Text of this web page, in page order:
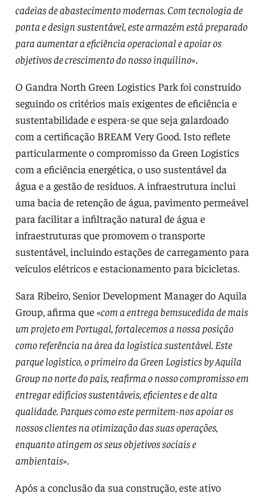
cadeias de abastecimento modernas. Com tecnologia de
ponta e design sustentável, este armazém está preparado
para aumentar a eficiência operacional e apoiar os
objetivos de crescimento do nosso inquilino».
O Gandra North Green Logistics Park foi construído
seguindo os critérios mais exigentes de eficiência e
sustentabilidade e espera-se que seja galardoado
com a certificação BREAM Very Good. Isto reflete
particularmente o compromisso da Green Logistics
com a eficiência energética, o uso sustentável da
água e a gestão de resíduos. A infraestrutura inclui
uma bacia de retenção de água, pavimento permeável
para facilitar a infiltração natural de água e
infraestruturas que promovem o transporte
sustentável, incluindo estações de carregamento para
veículos elétricos e estacionamento para bicicletas.
Sara Ribeiro, Senior Development Manager do Aquila
Group, afirma que «com a entrega bemsucedida de mais
um projeto em Portugal, fortalecemos a nossa posição
como referência na área da logística sustentável. Este
parque logístico, o primeiro da Green Logistics by Aquila
Group no norte do país, reafirma o nosso compromisso em
entregar edifícios sustentáveis, eficientes e de alta
qualidade. Parques como este permitem-nos apoiar os
nossos clientes na otimização das suas operações,
enquanto atingem os seus objetivos sociais e
ambientais».
Após a conclusão da sua construção, este ativo